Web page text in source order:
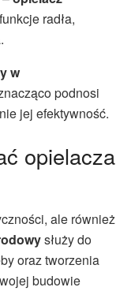
radła,
w
podnosi
jej efektywność.
opielacza
ale również
służy do
oraz tworzenia
budowie